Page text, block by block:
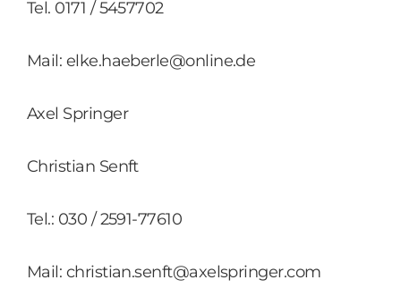
Tel. 0171 / 5457702
Mail: elke.haeberle@online.de
Axel Springer
Christian Senft
Tel.: 030 / 2591-77610
Mail: christian.senft@axelspringer.com